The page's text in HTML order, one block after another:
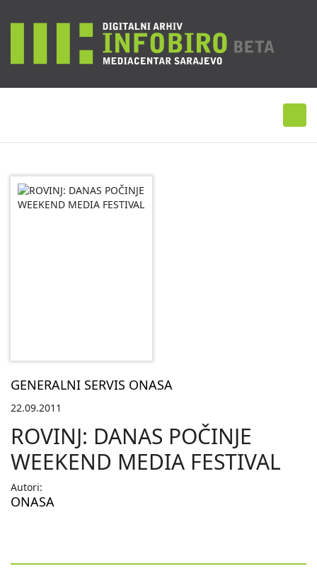
GENERALNI SERVIS ONASA
22.09.2011
ROVINJ: DANAS POČINJE
WEEKEND MEDIA FESTIVAL
Autori:
ONASA